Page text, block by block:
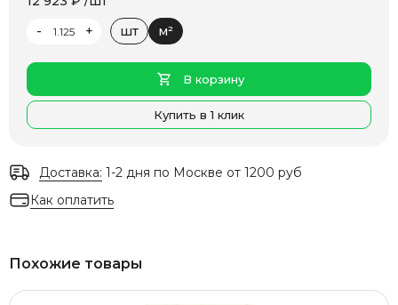
-
+ шт м²
В корзину
Купить в 1 клик
Доставка: 1-2 дня по Москве от 1200 руб
Как оплатить
Похожие товары